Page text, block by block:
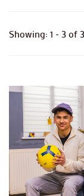
Showing: 1 - 3 of